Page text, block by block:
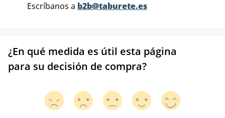
Escríbanos a b2b@taburete.es
¿En qué medida es útil esta página
para su decisión de compra?